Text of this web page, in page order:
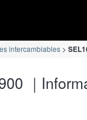
intercambiables
｜